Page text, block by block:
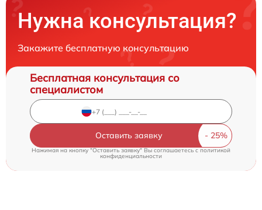
Нужна консультация?
Закажите бесплатную консультацию
Бесплатная консультация со
специалистом
Оставить заявку
Нажимая на кнопку "Оставить заявку" Вы соглашаетесь c политикой
конфиденциальности